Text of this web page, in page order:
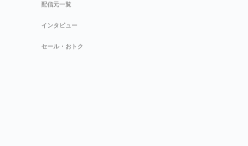
配信元一覧
インタビュー
セール・おトク